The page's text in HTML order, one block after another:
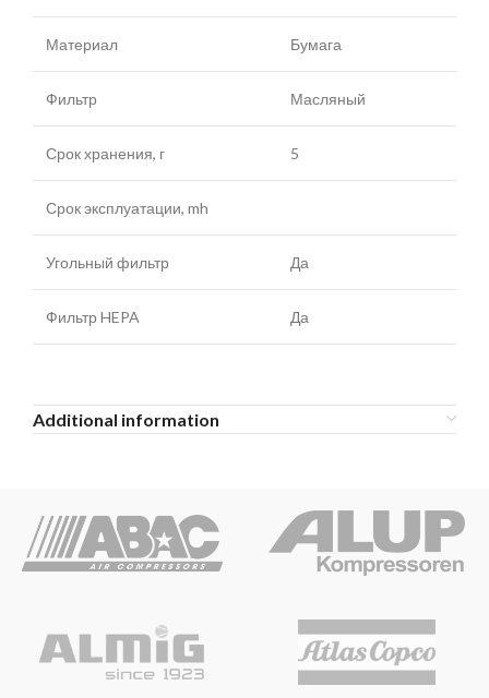
Материал Бумага
Фильтр Масляный
Срок хранения, г 5
Срок эксплуатации, mh
Угольный фильтр Да
Фильтр HEPA Да
Additional information